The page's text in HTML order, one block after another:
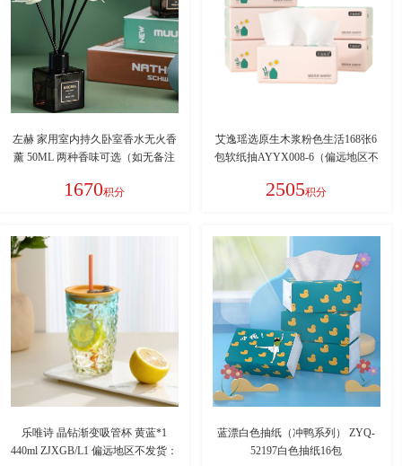
左赫 家用室内持久卧室香水无火香
薰 50ML 两种香味可选（如无备注
新疆、西藏、青海、甘肃、宁夏、
1670积分
艾逸瑶选原生木浆粉色生活168张6
包软纸抽AYYX008-6（偏远地区不
2505积分
乐唯诗 晶钻渐变吸管杯 黄蓝*1
440ml ZJXGB/L1 偏远地区不发货：
蓝漂白色抽纸（冲鸭系列） ZYQ-
52197白色抽纸16包